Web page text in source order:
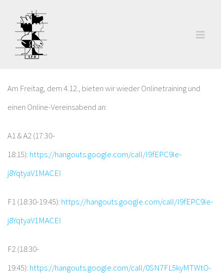
springen
Am Freitag, dem 4.12., bieten wir wieder Onlinetraining und
einen Online-Vereinsabend an:
A1 & A2 (17:30-
18:15): https://hangouts.google.com/call/I9fEPC9le-
j8YqtyaV1MACEI
F1 (18:30-19:45): https://hangouts.google.com/call/I9fEPC9le-
j8YqtyaV1MACEI
F2 (18:30-
19:45): https://hangouts.google.com/call/0SN7FL5kyMTWtO-